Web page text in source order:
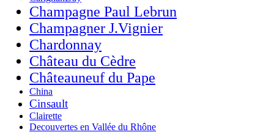
Champagne Paul Lebrun
Champagner J.Vignier
Chardonnay
Château du Cèdre
Châteauneuf du Pape
China
Cinsault
Clairette
Decouvertes en Vallée du Rhône